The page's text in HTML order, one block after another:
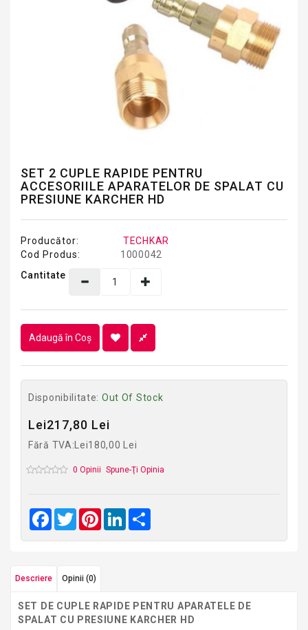
SET 2 CUPLE RAPIDE PENTRU
ACCESORIILE APARATELOR DE SPALAT CU
PRESIUNE KARCHER HD
Producător:
TECHKAR
Cod Produs:
1000042
Cantitate
Adaugă în Coş
Disponibilitate: Out Of Stock
Lei217,80 Lei
Fără TVA:Lei180,00 Lei
0 Opinii Spune-Ţi Opinia
Facebook
TwitterPinterestLinkedIn
Descriere Opinii (0)
SET DE CUPLE RAPIDE PENTRU APARATELE DE
SPALAT CU PRESIUNE KARCHER HD